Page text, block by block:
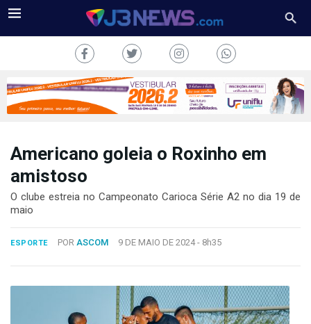
TV
CONOSCO
Copyright
Americano goleia o Roxinho em
amistoso
O clube estreia no Campeonato Carioca Série A2 no dia 19 de
maio
ESPORTE POR ASCOM 9 DE MAIO DE 2024 - 8h35